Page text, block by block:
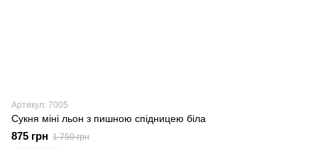
Артикул: 7005
Сукня міні льон з пишною спідницею біла
875 грн 1 750 грн